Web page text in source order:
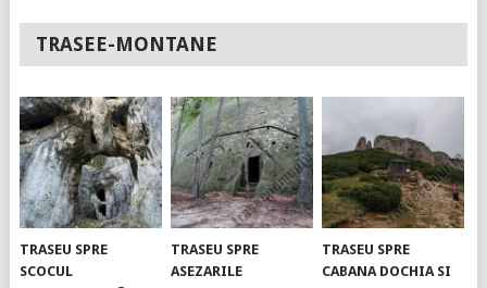
TRASEE-MONTANE
TRASEU SPRE
SCOCUL
TRASEU SPRE
ASEZARILE
TRASEU SPRE
CABANA DOCHIA SI